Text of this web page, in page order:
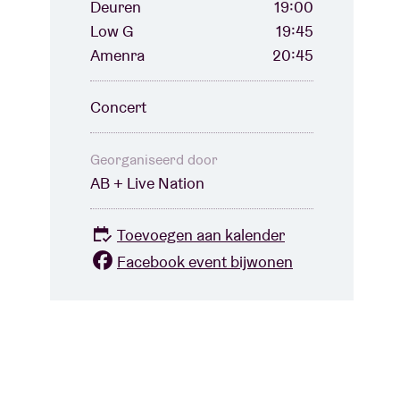
Deuren
19:00
Low G
19:45
Amenra
20:45
Concert
Georganiseerd door
AB + Live Nation
Toevoegen aan kalender
Facebook event bijwonen